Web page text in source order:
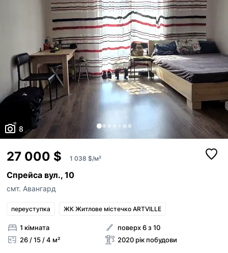
8
27 000 $ 1 038 $/м²
Спрейса вул., 10
смт. Авангард
переуступка ЖК Житлове містечко ARTVILLE
1 кімната
26 / 15 / 4 м²
поверх 6 з 10
2020 рік побудови